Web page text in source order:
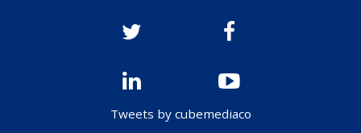
Tweets by cubemediaco